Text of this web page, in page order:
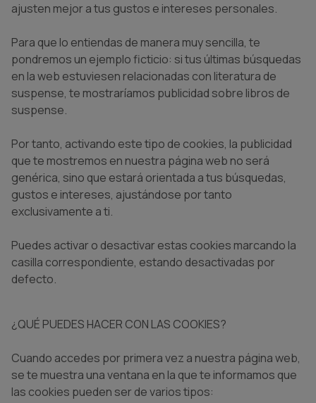
ajusten mejor a tus gustos e intereses personales.
Para que lo entiendas de manera muy sencilla, te
pondremos un ejemplo ficticio: si tus últimas búsquedas
en la web estuviesen relacionadas con literatura de
suspense, te mostraríamos publicidad sobre libros de
suspense.
Por tanto, activando este tipo de cookies, la publicidad
que te mostremos en nuestra página web no será
genérica, sino que estará orientada a tus búsquedas,
gustos e intereses, ajustándose por tanto
exclusivamente a ti.
Puedes activar o desactivar estas cookies marcando la
casilla correspondiente, estando desactivadas por
defecto.
¿QUÉ PUEDES HACER CON LAS COOKIES?
Cuando accedes por primera vez a nuestra página web,
se te muestra una ventana en la que te informamos que
las cookies pueden ser de varios tipos: